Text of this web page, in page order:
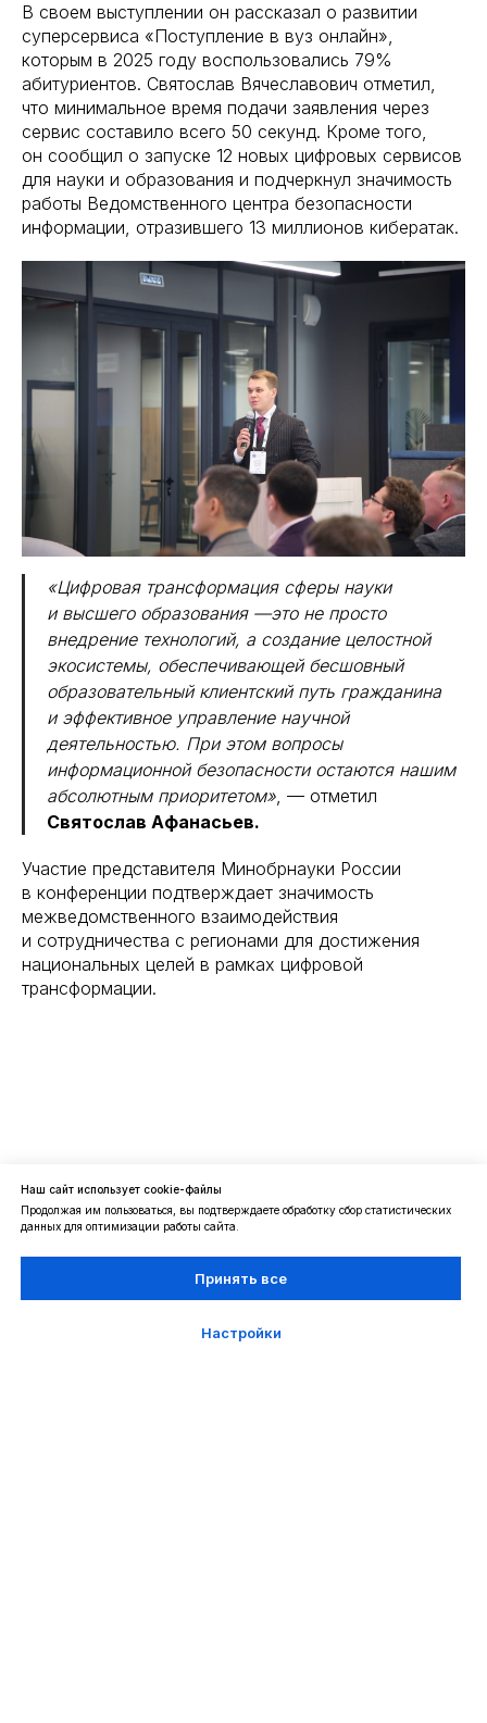
В своем выступлении он рассказал о развитии
суперсервиса «Поступление в вуз онлайн»,
которым в 2025 году воспользовались 79%
абитуриентов. Святослав Вячеславович отметил,
что минимальное время подачи заявления через
сервис составило всего 50 секунд. Кроме того,
он сообщил о запуске 12 новых цифровых сервисов
для науки и образования и подчеркнул значимость
работы Ведомственного центра безопасности
информации, отразившего 13 миллионов кибератак.
«Цифровая трансформация сферы науки
и высшего образования —это не просто
внедрение технологий, а создание целостной
экосистемы, обеспечивающей бесшовный
образовательный клиентский путь гражданина
и эффективное управление научной
деятельностью. При этом вопросы
информационной безопасности остаются нашим
абсолютным приоритетом», — отметил
Святослав Афанасьев.
Участие представителя Минобрнауки России
в конференции подтверждает значимость
межведомственного взаимодействия
и сотрудничества с регионами для достижения
национальных целей в рамках цифровой
трансформации.
Наш сайт использует cookie-файлы
Продолжая им пользоваться, вы подтверждаете обработку сбор статистических
данных для оптимизации работы сайта.
Принять все
Настройки